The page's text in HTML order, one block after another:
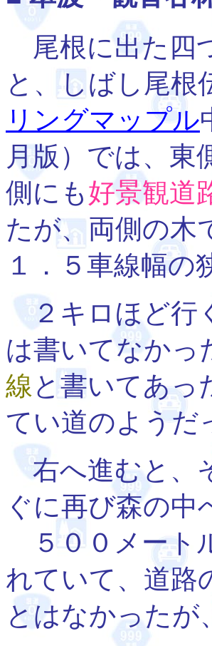
尾根に出た四
と、しばし尾根
リングマップル
月版）では、東
側にも好景観道
たが、両側の木
１．５車線幅の
２キロほど行
は書いてなかっ
線 と書いてあっ
てい道のようだ
右へ進むと、
ぐに再び森の中
５００メート
れていて、道路
とはなかったが